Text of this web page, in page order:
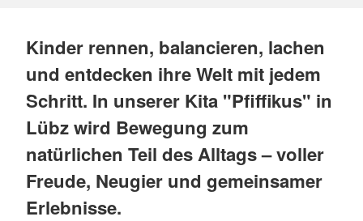
Kinder rennen, balancieren, lachen
und entdecken ihre Welt mit jedem
Schritt. In unserer Kita "Pfiffikus" in
Lübz wird Bewegung zum
natürlichen Teil des Alltags – voller
Freude, Neugier und gemeinsamer
Erlebnisse.